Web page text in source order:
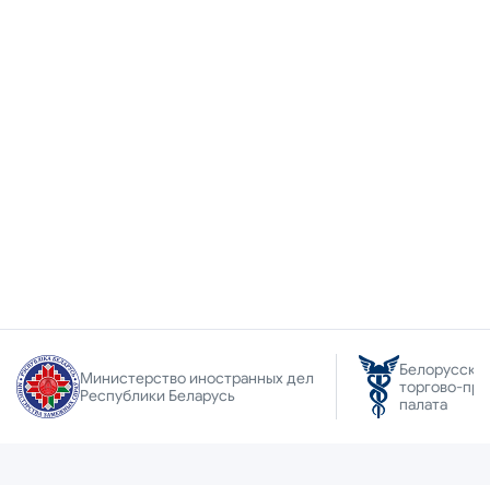
Министерство иностранных дел
Республики Беларусь
Белорусская
торгово-
палата